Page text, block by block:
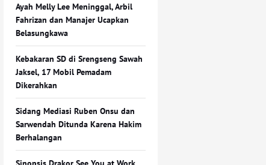
Ayah Melly Lee Meninggal, Arbil
Fahrizan dan Manajer Ucapkan
Belasungkawa
Kebakaran SD di Srengseng Sawah
Jaksel, 17 Mobil Pemadam
Dikerahkan
Sidang Mediasi Ruben Onsu dan
Sarwendah Ditunda Karena Hakim
Berhalangan